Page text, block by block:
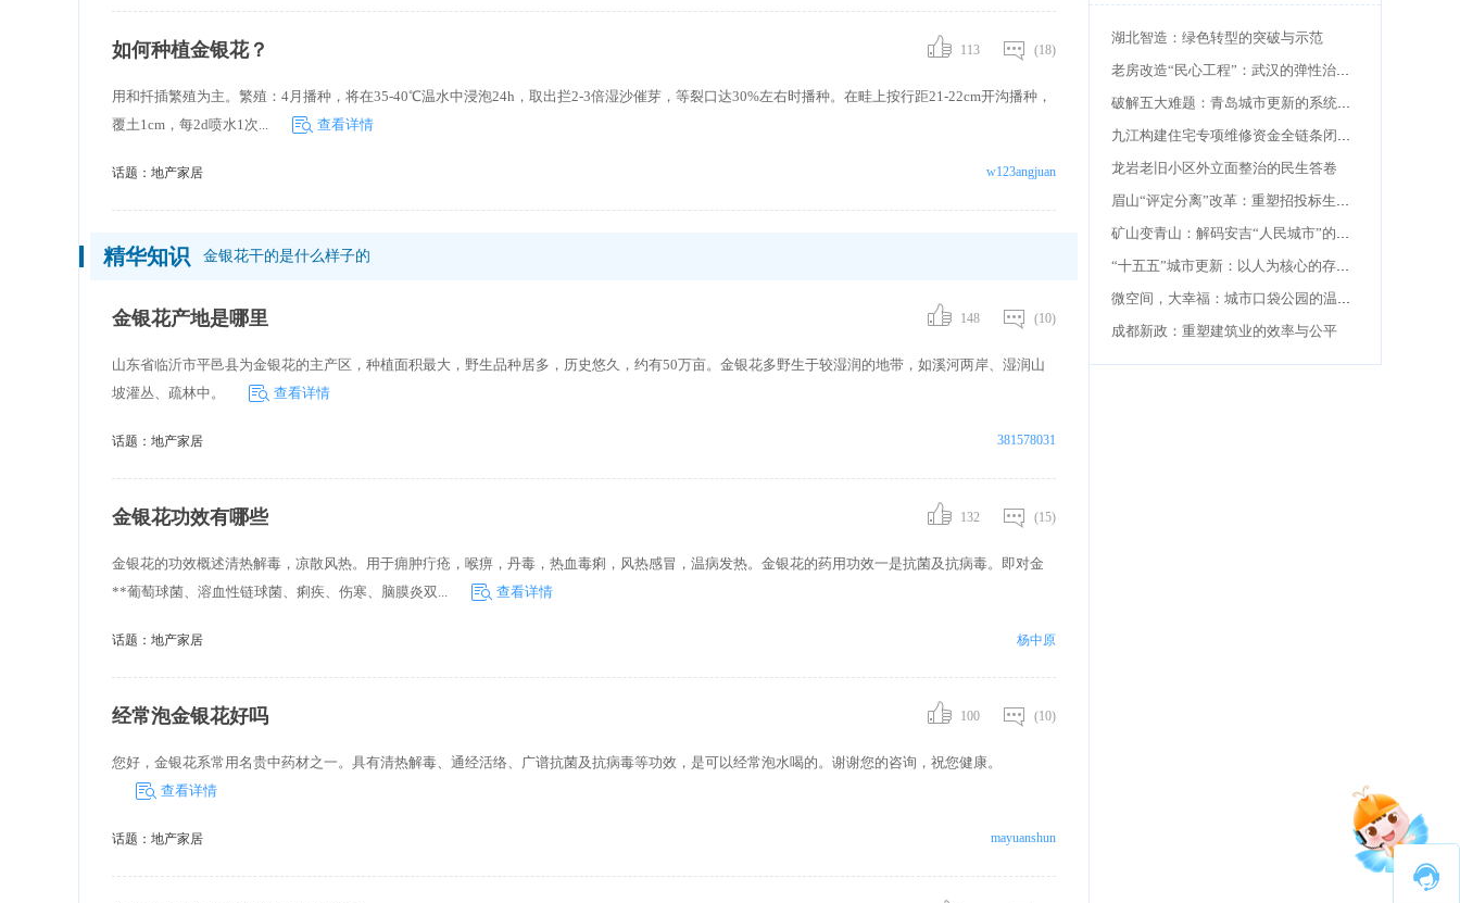
如何种植金银花？ (18)
113
用和扦插繁殖为主。繁殖：4月播种，将在35-40℃温水中浸泡24h，取出拦2-3倍湿沙催芽，等裂口达30%左右时播种。在畦上按行距21-22cm开沟播种，
覆土1cm，每2d喷水1次...
查看详情
话题： 地产家居 w123angjuan
精华知识 金银花干的是什么样子的
金银花产地是哪里 (10)
148
山东省临沂市平邑县为金银花的主产区，种植面积最大，野生品种居多，历史悠久，约有50万亩。金银花多野生于较湿润的地带，如溪河两岸、湿润山
坡灌丛、疏林中。
查看详情
话题： 地产家居 381578031
金银花功效有哪些 (15)
132
金银花的功效概述清热解毒，凉散风热。用于痈肿疔疮，喉痹，丹毒，热血毒痢，风热感冒，温病发热。金银花的药用功效一是抗菌及抗病毒。即对金
**葡萄球菌、溶血性链球菌、痢疾、伤寒、脑膜炎双...
查看详情
话题： 地产家居 杨中原
经常泡金银花好吗 (10)
100
您好，金银花系常用名贵中药材之一。具有清热解毒、通经活络、广谱抗菌及抗病毒等功效，是可以经常泡水喝的。谢谢您的咨询，祝您健康。
查看详情
话题： 地产家居 mayuanshun
湖北智造：绿色转型的突破与示范
老房改造“民心工程”：武汉的弹性治理之道
破解五大难题：青岛城市更新的系统化突围样本
九江构建住宅专项维修资金全链条闭环管理体系
龙岩老旧小区外立面整治的民生答卷
眉山“评定分离”改革：重塑招投标生态的破局之钥
矿山变青山：解码安吉“人民城市”的二十年答卷
“十五五”城市更新：以人为核心的存量时代变革
微空间，大幸福：城市口袋公园的温情密码
成都新政：重塑建筑业的效率与公平